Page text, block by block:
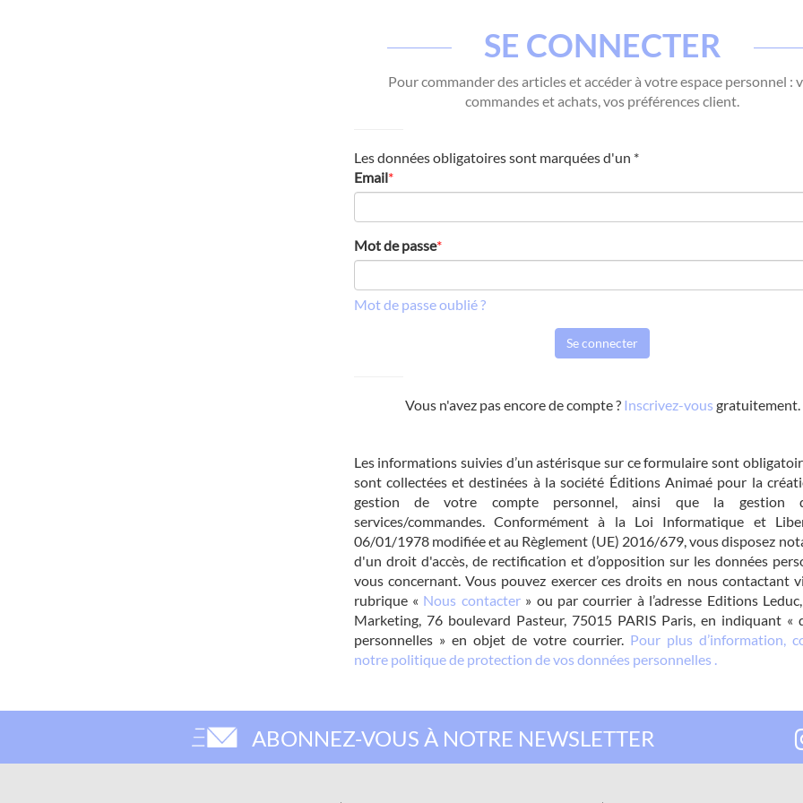
SE CONNECTER
Pour commander des articles et accéder à votre espace personnel :
commandes et achats, vos préférences client.
Les données obligatoires sont marquées d'un *
Email*
Mot de passe*
Mot de passe oublié ?
Se connecter
Vous n'avez pas encore de compte ? Inscrivez-vous gratuitement.
Les informations suivies d’un astérisque sur ce formulaire sont
sont collectées et destinées à la société Éditions Animaé pour la
gestion de votre compte personnel, ainsi que la gestion
services/commandes. Conformément à la Loi Informatique et
06/01/1978 modifiée et au Règlement (UE) 2016/679, vous disposez
d'un droit d'accès, de rectification et d’opposition sur les données
vous concernant. Vous pouvez exercer ces droits en nous contactant
rubrique « Nous contacter» ou par courrier à l’adresse Editions
Marketing, 76 boulevard Pasteur, 75015 PARIS Paris, en indiquant «
personnelles » en objet de votre courrier. Pour plus d’information,
notre politique de protection de vos données personnelles .
ABONNEZ-VOUS À NOTRE NEWSLETTER